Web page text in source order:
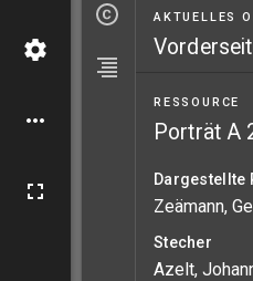
AKTUELLES
RESSOURCE
Porträt A
Dargestellte
Zeämann,
Stecher
Azelt,